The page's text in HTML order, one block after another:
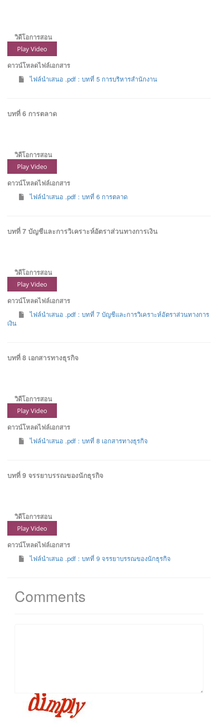
วิดีโอการสอน
Play Video
ดาวน์โหลดไฟล์เอกสาร
ไฟล์นำเสนอ .pdf : บทที่ 5 การบริหารสำนักงาน
บทที่ 6 การตลาด
วิดีโอการสอน
Play Video
ดาวน์โหลดไฟล์เอกสาร
ไฟล์นำเสนอ .pdf : บทที่ 6 การตลาด
บทที่ 7 บัญชีและการวิเคราะห์อัตราส่วนทางการเงิน
วิดีโอการสอน
Play Video
ดาวน์โหลดไฟล์เอกสาร
ไฟล์นำเสนอ .pdf : บทที่ 7 บัญชีและการวิเคราะห์อัตราส่วนทางการ
เงิน
บทที่ 8 เอกสารทางธุรกิจ
วิดีโอการสอน
Play Video
ดาวน์โหลดไฟล์เอกสาร
ไฟล์นำเสนอ .pdf : บทที่ 8 เอกสารทางธุรกิจ
บทที่ 9 จรรยาบรรณของนักธุรกิจ
วิดีโอการสอน
Play Video
ดาวน์โหลดไฟล์เอกสาร
ไฟล์นำเสนอ .pdf : บทที่ 9 จรรยาบรรณของนักธุรกิจ
Comments